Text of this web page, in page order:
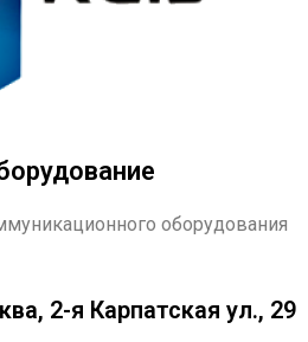
оборудования
2-я Карпатская ул., 29